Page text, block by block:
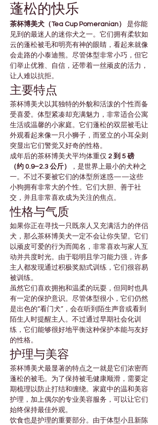
蓬松的快乐
茶杯博美犬（Tea Cup Pomeranian）
是你能
见到的最迷人的迷你犬之一。它们拥有柔软如
云的蓬松被毛和明亮有神的眼睛，看起来就像
会走路的小泰迪熊。尽管体型非常小巧，但它
们举止优雅、自信，还带着一丝顽皮的活力，
让人难以抗拒。
主要特点
茶杯博美犬以其独特的外貌和活泼的个性而备
受喜爱。体型紧凑却充满魅力，非常适合公寓
生活或温馨的小家庭。它们蓬松的双层被毛让
外观看起来像一只小狮子，而竖立的小耳朵则
突显出它们警觉又好奇的性格。
成年后的茶杯博美犬平均体重仅 2 到 5 磅
（约 0.9–2.3 公斤）
，是世界上最小的犬种之
一。不过不要被它们的体型所迷惑——这些
小狗拥有非常大的个性。它们大胆、善于社
交，并且非常喜欢成为关注的焦点。
性格与气质
如果你正在寻找一只既亲人又充满活力的伴侣
犬，那么茶杯博美犬一定不会让你失望。它们
以顽皮可爱的行为而闻名，非常喜欢与家人互
动并共度时光。由于聪明且学习能力强，许多
主人都发现通过积极奖励式训练，它们很容易
被训练。
虽然它们喜欢拥抱和温柔的玩耍，但同时也具
有一定的保护意识。尽管体型很小，它们仍然
是出色的“看门犬”，会在听到陌生声音或看到
陌生人时提醒主人。不过通过早期社会化训
练，它们能够很好地平衡这种保护本能与友好
的性格。
护理与美容
茶杯博美犬最显著的特点之一就是它们浓密而
蓬松的被毛。为了保持被毛健康顺滑，需要定
期梳理以防止打结和缠绕。家庭中的温和美容
护理，加上偶尔的专业美容服务，可以让它们
始终保持最佳外观。
饮食也是护理的重要部分。由于体型小且新陈